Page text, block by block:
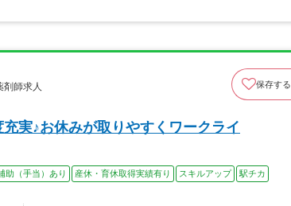
師求人
保存する
実♪お休みが取りやすくワークライ
助（手当）あり 産休・育休取得実績有り スキルアップ
駅チカ